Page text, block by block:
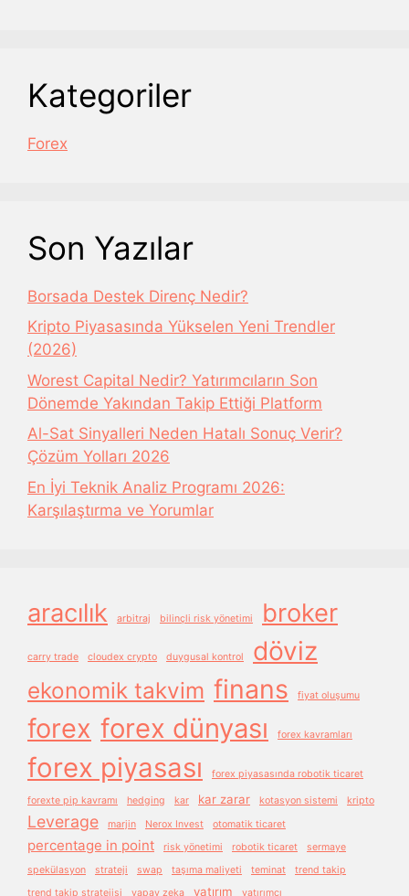
Kategoriler
Forex
Son Yazılar
Borsada Destek Direnç Nedir?
Kripto Piyasasında Yükselen Yeni Trendler
(2026)
Worest Capital Nedir? Yatırımcıların Son
Dönemde Yakından Takip Ettiği Platform
Al-Sat Sinyalleri Neden Hatalı Sonuç Verir?
Çözüm Yolları 2026
En İyi Teknik Analiz Programı 2026:
Karşılaştırma ve Yorumlar
aracılık arbitraj bilinçli risk yönetimi broker
carry trade cloudex crypto duygusal kontrol döviz
ekonomik takvim finans fiyat oluşumu
forex forex dünyası forex kavramları
forex piyasası forex piyasasında robotik ticaret
forexte pip kavramı hedging kar kar zarar kotasyon sistemi kripto
Leverage marjin Nerox Invest otomatik ticaret
percentage in point risk yönetimi robotik ticaret
sermaye
spekülasyon
strateji swap taşıma maliyeti teminat
trend takip
trend takip stratejisi
yapay zeka yatırım yatırımcı